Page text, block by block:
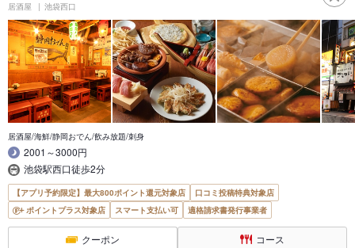
居酒屋 池袋西口
居酒屋/海鮮/静岡おでん/飲み放題/刺身
2001～3000円
池袋駅西口徒歩2分
【アプリ予約限定】最大800ポイント還元対象店
口コミ投稿特典対象店
ポイントプラス対象店
スマート支払い可 適格請求書発行事業者
クーポン コース